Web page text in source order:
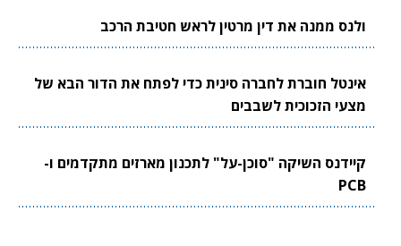
ולנס ממנה את דין מרטין לראש חטיבת הרכב
אינטל חוברת לחברה סינית כדי לפתח את הדור הבא של
מצעי הזכוכית לשבבים
קיידנס השיקה "סוכן-על" לתכנון מארזים מתקדמים ו-
PCB